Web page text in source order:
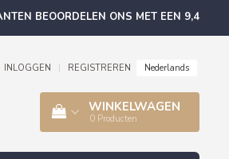
BEOORDELEN ONS MET EEN 9,4
INLOGGEN REGISTREREN Nederlands
WINKELWAGEN
0 Producten